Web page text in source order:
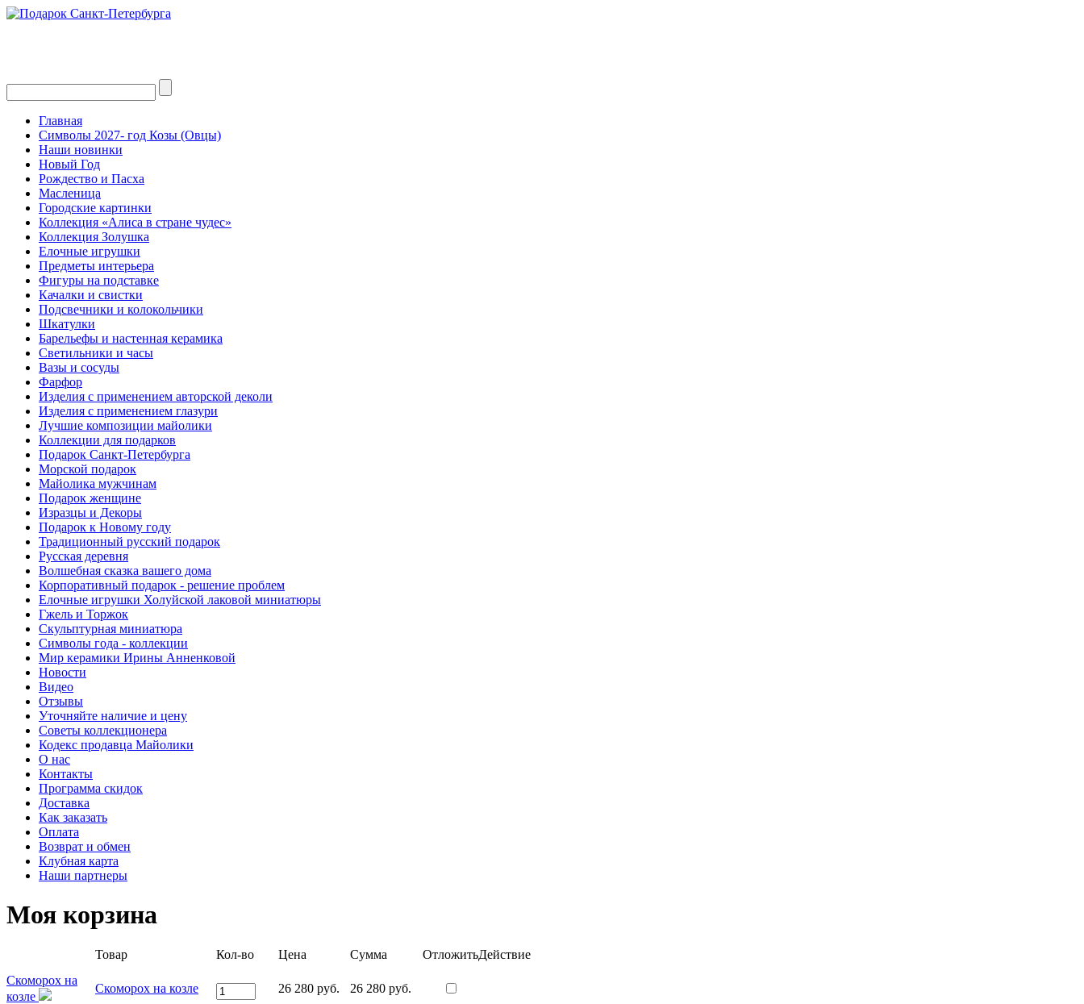
Главная
Символы 2027- год Козы (Овцы)
Наши новинки
Новый Год
Рождество и Пасха
Масленица
Городские картинки
Коллекция «Алиса в стране чудес»
Коллекция Золушка
Елочные игрушки
Предметы интерьера
Фигуры на подставке
Качалки и свистки
Подсвечники и колокольчики
Шкатулки
Барельефы и настенная керамика
Светильники и часы
Вазы и сосуды
Фарфор
Изделия с применением авторской деколи
Изделия с применением глазури
Лучшие композиции майолики
Коллекции для подарков
Подарок Санкт-Петербурга
Морской подарок
Майолика мужчинам
Подарок женщине
Изразцы и Декоры
Подарок к Новому году
Традиционный русский подарок
Русская деревня
Волшебная сказка вашего дома
Корпоративный подарок - решение проблем
Елочные игрушки Холуйской лаковой миниатюры
Гжель и Торжок
Скульптурная миниатюра
Символы года - коллекции
Мир керамики Ирины Анненковой
Новости
Видео
Отзывы
Уточняйте наличие и цену
Советы коллекционера
Кодекс продавца Майолики
О нас
Контакты
Программа скидок
Доставка
Как заказать
Оплата
Возврат и обмен
Клубная карта
Наши партнеры
Моя корзина
Товар Кол-во Цена Сумма ОтложитьДействие
Скоморох на
козле
Скоморох на козле 26 280 руб. 26 280 руб.